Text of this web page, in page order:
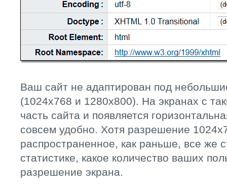
Ваш сайт не адаптирован под
(1024х768 и 1280х800). На экранах с
часть сайта и появляется
совсем удобно. Хотя разрешение
распространенное, как раньше, все же
статистике, какое количество ваших
разрешение экрана.